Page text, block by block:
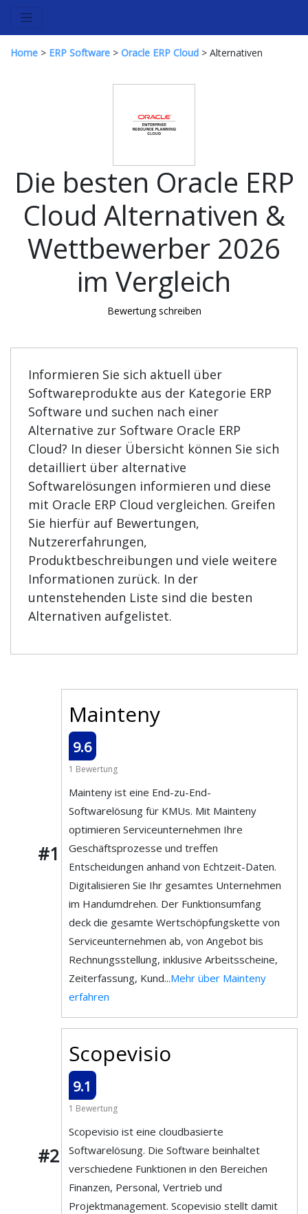
Home > ERP Software > Oracle ERP Cloud > Alternativen
Die besten Oracle ERP
Cloud Alternativen &
Wettbewerber 2026
im Vergleich
Bewertung schreiben
Informieren Sie sich aktuell über
Softwareprodukte aus der Kategorie ERP
Software und suchen nach einer
Alternative zur Software Oracle ERP
Cloud? In dieser Übersicht können Sie sich
detailliert über alternative
Softwarelösungen informieren und diese
mit Oracle ERP Cloud vergleichen. Greifen
Sie hierfür auf Bewertungen,
Nutzererfahrungen,
Produktbeschreibungen und viele weitere
Informationen zurück. In der
untenstehenden Liste sind die besten
Alternativen aufgelistet.
#1
Mainteny
9.6
1 Bewertung
Mainteny ist eine End-zu-End-
Softwarelösung für KMUs. Mit Mainteny
optimieren Serviceunternehmen Ihre
Geschäftsprozesse und treffen
Entscheidungen anhand von Echtzeit-Daten.
Digitalisieren Sie Ihr gesamtes Unternehmen
im Handumdrehen. Der Funktionsumfang
deck die gesamte Wertschöpfungskette von
Serviceunternehmen ab, von Angebot bis
Rechnungsstellung, inklusive Arbeitsscheine,
Zeiterfassung, Kund...Mehr über Mainteny
erfahren
#2
Scopevisio
9.1
1 Bewertung
Scopevisio ist eine cloudbasierte
Softwarelösung. Die Software beinhaltet
verschiedene Funktionen in den Bereichen
Finanzen, Personal, Vertrieb und
Projektmanagement. Scopevisio stellt damit